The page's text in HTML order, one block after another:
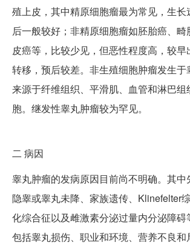
殖上皮，其中精原细胞瘤最为常见，生长
后一般较好；非精原细胞瘤如胚胎癌、
皮癌等，比较少见，但恶性程度高，较
转移，预后较差。非生殖细胞肿瘤发生于
来源于纤维组织、平滑肌、血管和淋巴组
胞。继发性睾丸肿瘤较为罕见。
二 病因
睾丸肿瘤的发病原因目前尚不明确。其
隐睾或睾丸未降、家族遗传、Klinefelter
化综合征以及雌激素分泌过量内分泌障
包括睾丸损伤、职业和环境、营养不良和